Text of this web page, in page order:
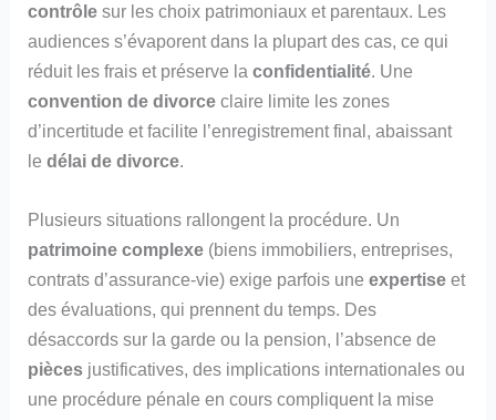
contrôle sur les choix patrimoniaux et parentaux. Les
audiences s’évaporent dans la plupart des cas, ce qui
réduit les frais et préserve laconfidentialité. Une
convention de divorce claire limite les zones
d’incertitude et facilite l’enregistrement final, abaissant
ledélai de divorce.
Plusieurs situations rallongent la procédure. Un
patrimoine complexe (biens immobiliers, entreprises,
contrats d’assurance‑vie) exige parfois uneexpertise et
des évaluations, qui prennent du temps. Des
désaccords sur la garde ou la pension, l’absence de
pièces justificatives, des implications internationales ou
une procédure pénale en cours compliquent la mise